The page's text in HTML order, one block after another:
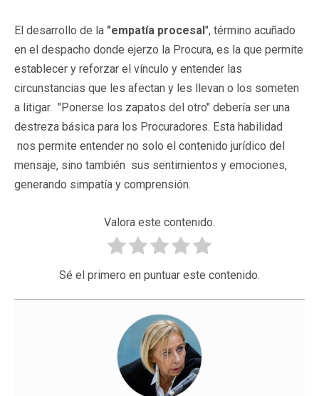
El desarrollo de la "empatía procesal", término acuñado
en el despacho donde ejerzo la Procura, es la que permite
establecer y reforzar el vínculo y entender las
circunstancias que les afectan y les llevan o los someten
a litigar. "Ponerse los zapatos del otro" debería ser una
destreza básica para los Procuradores. Esta habilidad
nos permite entender no solo el contenido jurídico del
mensaje, sino también sus sentimientos y emociones,
generando simpatía y comprensión.
Valora este contenido.
Sé el primero en puntuar este contenido.